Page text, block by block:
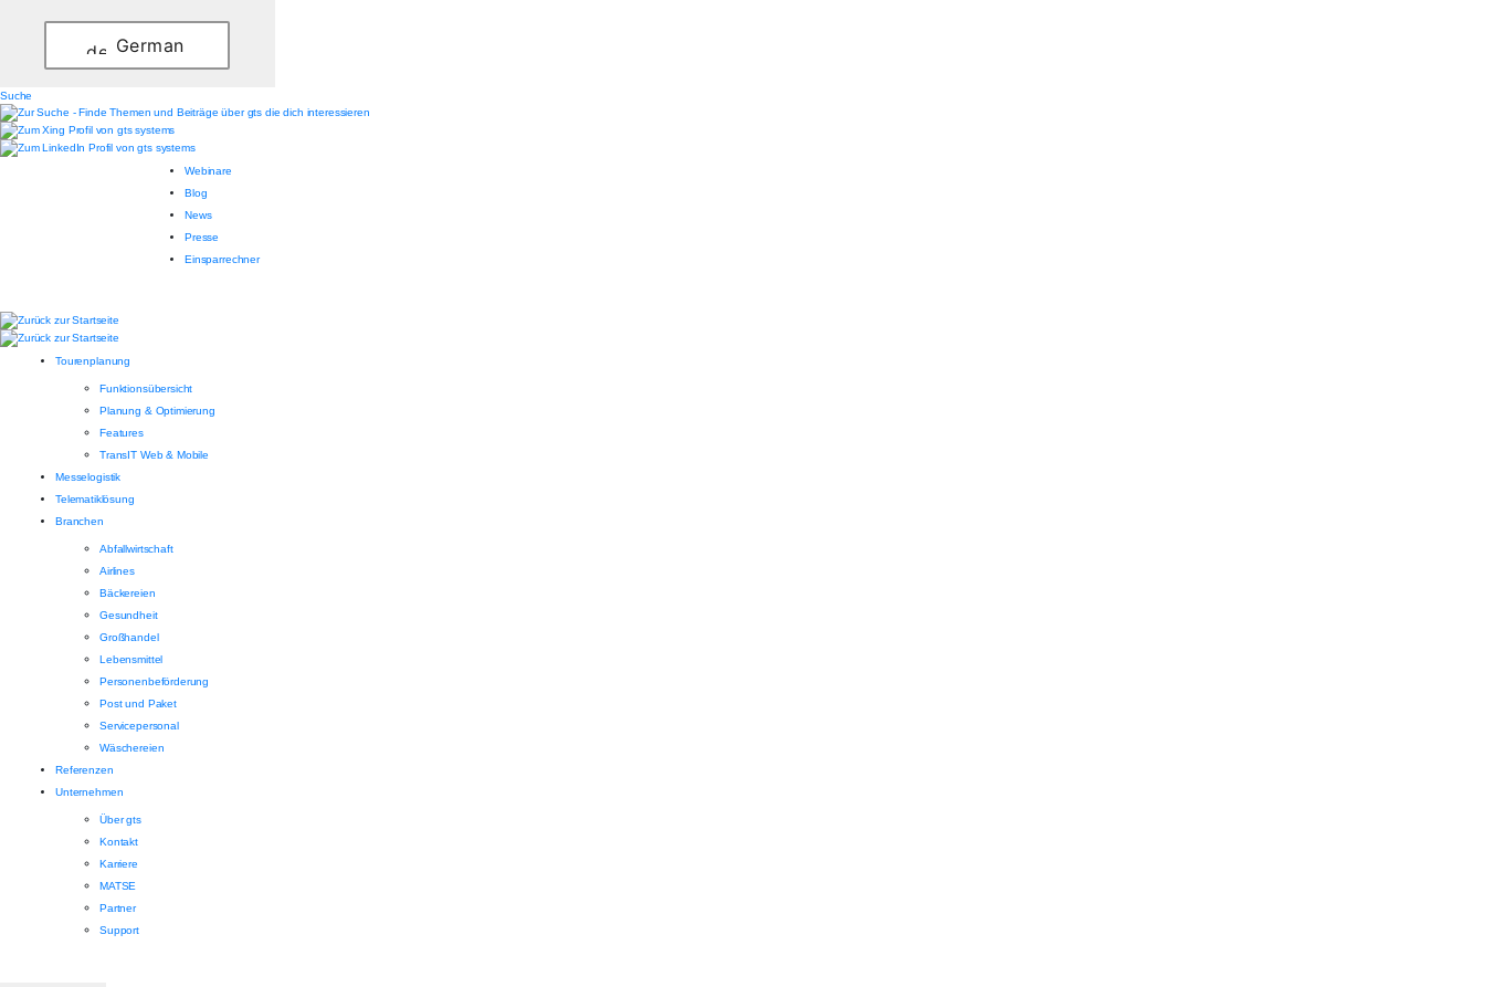
German
Suche
Webinare
Blog
News
Presse
Einsparrechner
Tourenplanung
Funktionsübersicht
Planung & Optimierung
Features
TransIT Web & Mobile
Messelogistik
Telematiklösung
Branchen
Abfallwirtschaft
Airlines
Bäckereien
Gesundheit
Großhandel
Lebensmittel
Personenbeförderung
Post und Paket
Servicepersonal
Wäschereien
Referenzen
Unternehmen
Über gts
Kontakt
Karriere
MATSE
Partner
Support